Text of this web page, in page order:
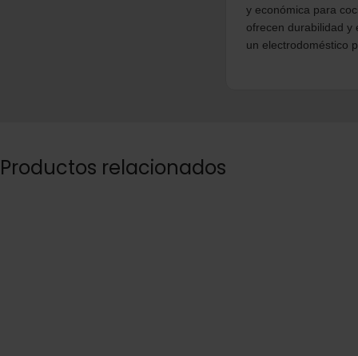
y económica para
ofrecen durabilidad y
un electrodoméstico
Productos relacionados